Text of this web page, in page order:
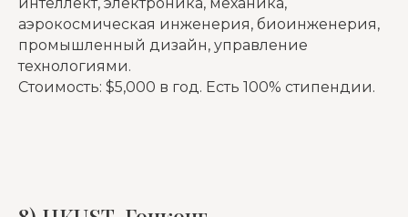
аэрокосмическая инженерия, биоинженерия,
промышленный дизайн, управление
технологиями.
Стоимость: $5,000 в год. Есть 100% стипендии.